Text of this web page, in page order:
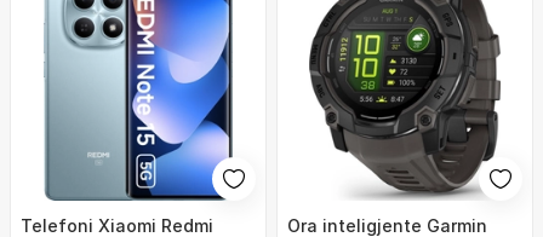
Telefoni Xiaomi Redmi
Ora inteligjente Garmin